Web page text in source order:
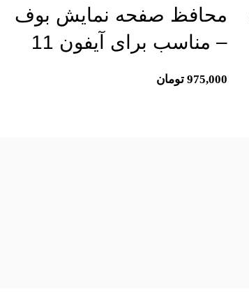
محافظ صفحه نمایش بوف
– مناسب برای آیفون 11
975,000 تومان